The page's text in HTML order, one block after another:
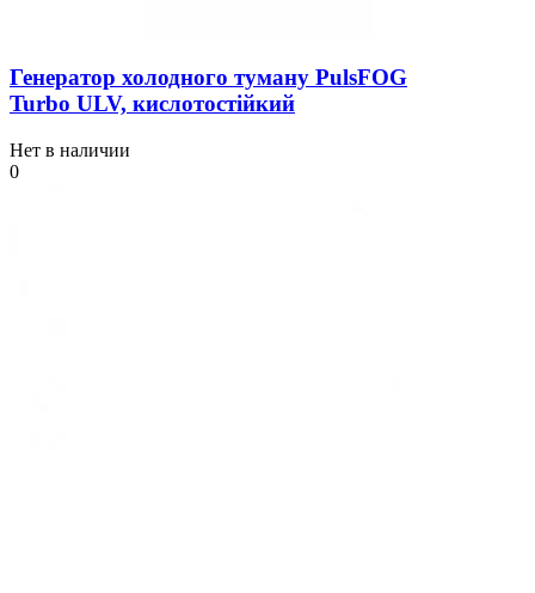
Генератор холодного туману PulsFOG
Turbo ULV, кислотостійкий
Нет в наличии
0